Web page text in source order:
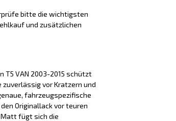
bitte die wichtigsten
und zusätzlichen
T5 VAN 2003-2015 schützt
vor Kratzern und
fahrzeugspezifische
Originallack vor teuren
Matt fügt sich die